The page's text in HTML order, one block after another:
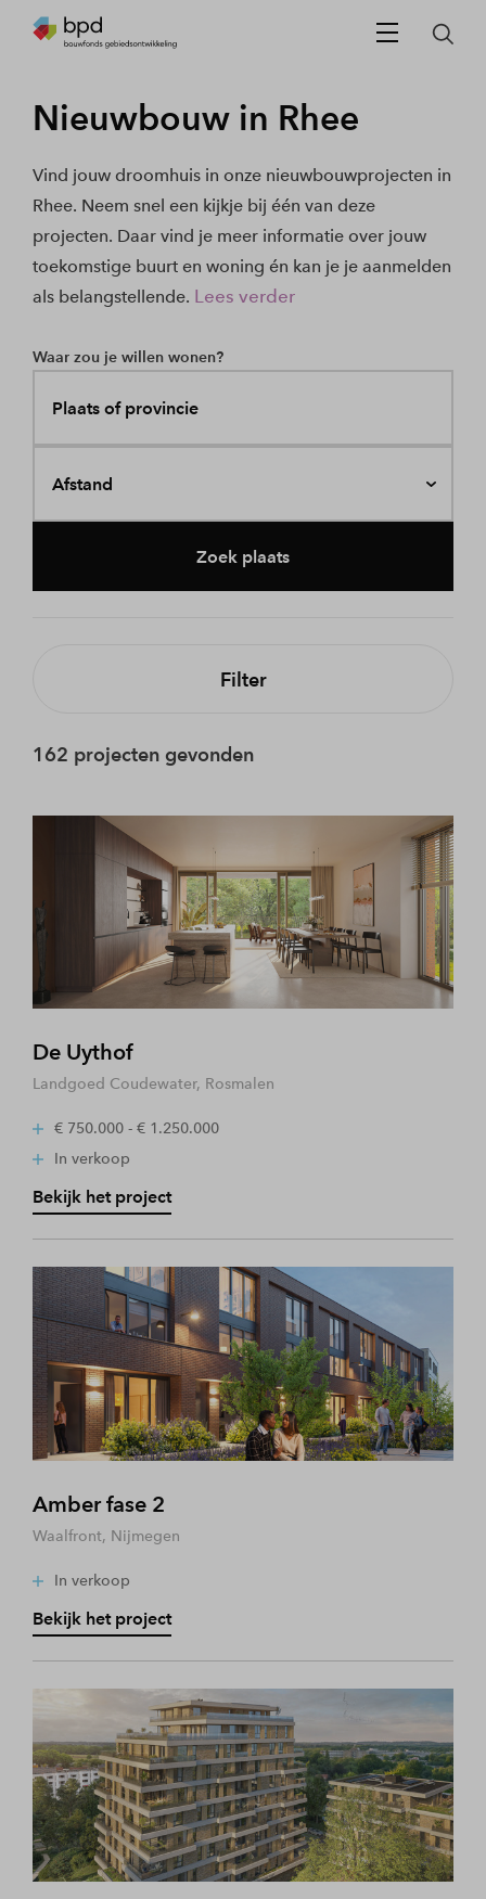
Nieuwbouw in Rhee
Vind jouw droomhuis in onze nieuwbouwprojecten in
Rhee. Neem snel een kijkje bij één van deze
projecten. Daar vind je meer informatie over jouw
toekomstige buurt en woning én kan je je aanmelden
als belangstellende. Lees verder
Waar zou je willen wonen?
Plaats of provincie
Afstand
Zoek plaats
Filter
162 projecten gevonden
De Uythof
Landgoed Coudewater, Rosmalen
€ 750.000 - € 1.250.000
In verkoop
Bekijk het project
Amber fase 2
Waalfront, Nijmegen
In verkoop
Bekijk het project